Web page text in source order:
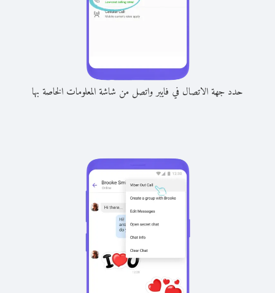
حدد جهة الاتصال في فايبر واتصل من شاشة المعلومات الخاصة بها